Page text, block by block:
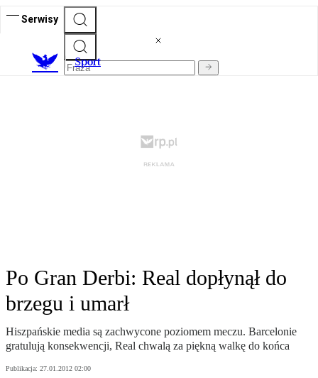
Serwisy
Sport
Po Gran Derbi: Real dopłynął do
brzegu i umarł
Hiszpańskie media są zachwycone poziomem meczu. Barcelonie
gratulują konsekwencji, Real chwalą za piękną walkę do końca
Publikacja: 27.01.2012 02:00